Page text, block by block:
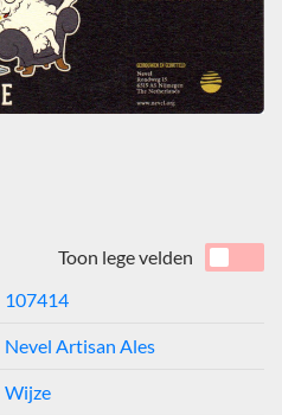
Toon lege velden
107414
Nevel Artisan Ales
Wijze